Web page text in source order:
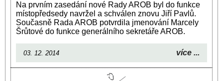
Na prvním zasedání nové Rady AROB byl do funkce
místopředsedy navržel a schválen znovu Jiří Pavlů.
Současně Rada AROB potvrdila jmenování Marcely
Šrůtové do funkce generálního sekretáře AROB.
03. 12. 2014 více ...